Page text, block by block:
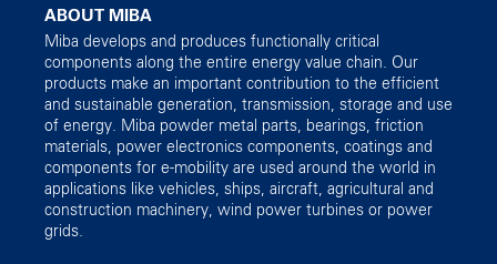
ABOUT MIBA
Miba develops and produces functionally critical
components along the entire energy value chain. Our
products make an important contribution to the efficient
and sustainable generation, transmission, storage and use
of energy. Miba powder metal parts, bearings, friction
materials, power electronics components, coatings and
components for e-mobility are used around the world in
applications like vehicles, ships, aircraft, agricultural and
construction machinery, wind power turbines or power
grids.